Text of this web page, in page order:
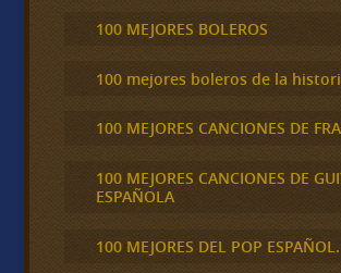
100 MEJORES BOLEROS
100 mejores boleros de la
100 MEJORES CANCIONES DE
100 MEJORES CANCIONES DE
ESPAÑOLA
100 MEJORES DEL POP ESPAÑOL.